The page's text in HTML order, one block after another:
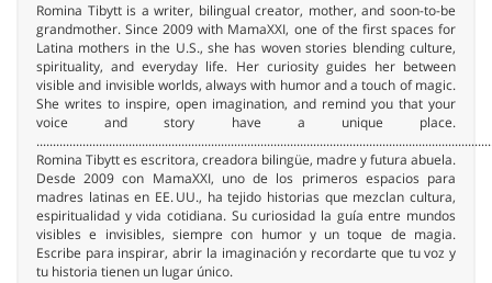
Romina Tibytt is a writer, bilingual creator, mother, and soon-to-be
grandmother. Since 2009 with MamaXXI, one of the first spaces for
Latina mothers in the U.S., she has woven stories blending culture,
spirituality, and everyday life. Her curiosity guides her between
visible and invisible worlds, always with humor and a touch of magic.
She writes to inspire, open imagination, and remind you that your
voice and story have a unique place.
Romina Tibytt es escritora, creadora bilingüe, madre y futura abuela.
Desde 2009 con MamaXXI, uno de los primeros espacios para
madres latinas en EE. UU., ha tejido historias que mezclan cultura,
espiritualidad y vida cotidiana. Su curiosidad la guía entre mundos
visibles e invisibles, siempre con humor y un toque de magia.
Escribe para inspirar, abrir la imaginación y recordarte que tu voz y
tu historia tienen un lugar único.